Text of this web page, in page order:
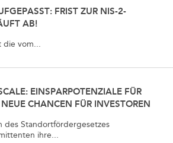
FRIST ZUR NIS-2-
AB!
die vom...
EINSPARPOTENZIALE FÜR
CHANCEN FÜR INVESTOREN
des Standortfördergesetzes
ihre...